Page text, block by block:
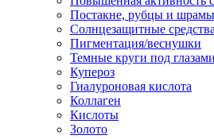
Постакне, рубцы и шрамы
Солнцезащитные средства
Пигментация/веснушки
Темные круги под глазами
Купероз
Гиалуроновая кислота
Коллаген
Кислоты
Золото